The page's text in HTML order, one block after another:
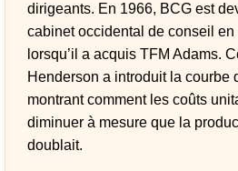
dirigeants. En 1966, BCG est
cabinet occidental de conseil
lorsqu’il a acquis TFM Adams.
Henderson a introduit la courbe
montrant comment les coûts
diminuer à mesure que la
doublait.